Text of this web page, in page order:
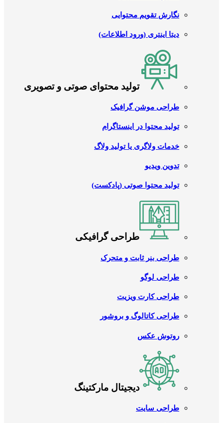
نگارش تقویم محتوایی
دیتا اینتری (ورود اطلاعات)
تولید محتوای صوتی و تصویری
طراحی موشن گرافیک
تولید محتوا در اینستاگرام
خدمات ولاگری یا تولید ولاگ
تدوین ویدیو
تولید محتوا صوتی (پادکست)
طراحی گرافیکی
طراحی بنر ثابت و متحرک
طراحی لوگو
طراحی کارت ویزیت
طراحی کاتالوگ و بروشور
روتوش عکس
دیجیتال مارکتینگ
طراحی سایت